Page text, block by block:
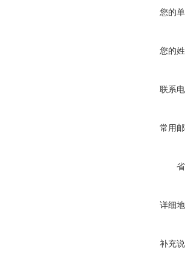
您的
您的
联系
常用
详细
补充